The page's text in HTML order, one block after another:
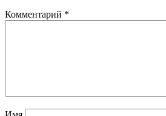
Комментарий *